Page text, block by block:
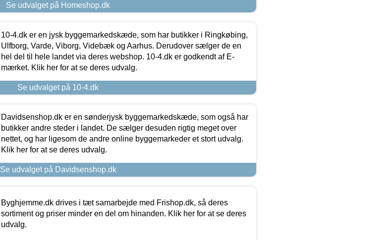
Se udvalget på Homeshop.dk
10-4.dk er en jysk byggemarkedskæde, som har butikker i Ringkøbing,
Ulfborg, Varde, Viborg, Videbæk og Aarhus. Derudover sælger de en
hel del til hele landet via deres webshop. 10-4.dk er godkendt af E-
mærket. Klik her for at se deres udvalg.
Se udvalget på 10-4.dk
Davidsenshop.dk er en sønderjysk byggemarkedskæde, som også har
butikker andre steder i landet. De sælger desuden rigtig meget over
nettet, og har ligesom de andre online byggemarkeder et stort udvalg.
Klik her for at se deres udvalg.
Se udvalget på Davidsenshop.dk
Byghjemme.dk drives i tæt samarbejde med Frishop.dk, så deres
sortiment og priser minder en del om hinanden. Klik her for at se deres
udvalg.